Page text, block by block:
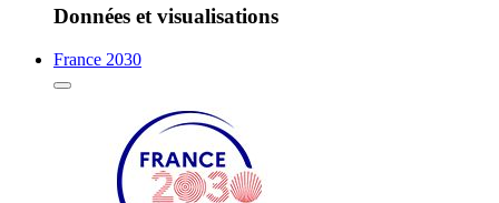
Données et visualisations
France 2030